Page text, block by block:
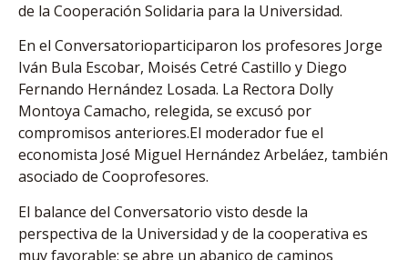
de la Cooperación Solidaria para la Universidad.
En el Conversatorioparticiparon los profesores Jorge
Iván Bula Escobar, Moisés Cetré Castillo y Diego
Fernando Hernández Losada. La Rectora Dolly
Montoya Camacho, relegida, se excusó por
compromisos anteriores.El moderador fue el
economista José Miguel Hernández Arbeláez, también
asociado de Cooprofesores.
El balance del Conversatorio visto desde la
perspectiva de la Universidad y de la cooperativa es
muy favorable: se abre un abanico de caminos